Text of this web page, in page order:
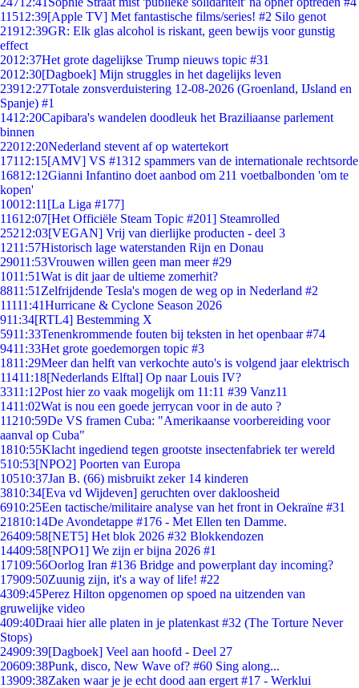
11512:39[Apple TV] Met fantastische films/series! #2 Silo genot
21912:39GR: Elk glas alcohol is riskant, geen bewijs voor gunstig
effect
2012:37Het grote dagelijkse Trump nieuws topic #31
2012:30[Dagboek] Mijn struggles in het dagelijks leven
23912:27Totale zonsverduistering 12-08-2026 (Groenland, IJsland en
Spanje) #1
1412:20Capibara's wandelen doodleuk het Braziliaanse parlement
binnen
22012:20Nederland stevent af op watertekort
17112:15[AMV] VS #1312 spammers van de internationale rechtsorde
16812:12Gianni Infantino doet aanbod om 211 voetbalbonden 'om te
kopen'
10012:11 [La Liga #177]
11612:07[Het Officiële Steam Topic #201] Steamrolled
25212:03[VEGAN] Vrij van dierlijke producten - deel 3
1211:57Historisch lage waterstanden Rijn en Donau
29011:53Vrouwen willen geen man meer #29
1011:51Wat is dit jaar de ultieme zomerhit?
8811:51 Zelfrijdende Tesla's mogen de weg op in Nederland #2
11111:41Hurricane & Cyclone Season 2026
911:34[RTL4] Bestemming X
5911:33Tenenkrommende fouten bij teksten in het openbaar #74
9411:33Het grote goedemorgen topic #3
1811:29Meer dan helft van verkochte auto's is volgend jaar elektrisch
11411:18[Nederlands Elftal] Op naar Louis IV?
3311:12Post hier zo vaak mogelijk om 11:11 #39 Vanz11
1411:02Wat is nou een goede jerrycan voor in de auto ?
11210:59De VS framen Cuba: "Amerikaanse voorbereiding voor
aanval op Cuba"
1810:55Klacht ingediend tegen grootste insectenfabriek ter wereld
510:53[NPO2] Poorten van Europa
10510:37Jan B. (66) misbruikt zeker 14 kinderen
3810:34[Eva vd Wijdeven] geruchten over dakloosheid
6910:25Een tactische/militaire analyse van het front in Oekraïne #31
21810:14De Avondetappe #176 - Met Ellen ten Damme.
26409:58[NET5] Het blok 2026 #32 Blokkendozen
14409:58[NPO1] We zijn er bijna 2026 #1
17109:56Oorlog Iran #136 Bridge and powerplant day incoming?
17909:50Zuunig zijn, it's a way of life! #22
4309:45Perez Hilton opgenomen op spoed na uitzenden van
gruwelijke video
409:40Draai hier alle platen in je platenkast #32 (The Torture Never
Stops)
24909:39[Dagboek] Veel aan hoofd - Deel 27
20609:38Punk, disco, New Wave of? #60 Sing along...
13909:38Zaken waar je je echt dood aan ergert #17 - Werklui